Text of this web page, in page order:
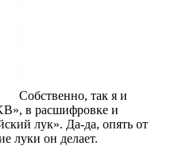
Собственно, так я и
в расшифровке и
лук». Да-да, опять от
луки он делает.